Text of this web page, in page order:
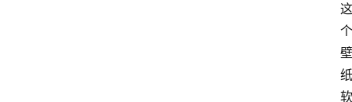
这
个
壁
纸
软